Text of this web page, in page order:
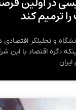
ترمیم کند
و تحلیلگر اقتصادی
«گره اقتصاد با این